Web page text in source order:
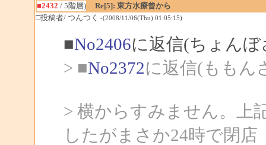
■2432 / 5階層)
Re[5]: 東方水療曾から
□投稿者/ つんつく
-(2008/11/06(Thu) 01:05:15)
■No2406に返信(ちょん
> ■No2372に返信(ももん
> 横からすみません。上
したがまさか24時で閉店